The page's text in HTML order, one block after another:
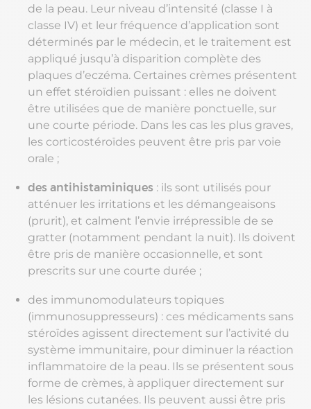
de la peau. Leur niveau d’intensité (classe I à
classe IV) et leur fréquence d’application sont
déterminés par le médecin, et le traitement est
appliqué jusqu’à disparition complète des
plaques d’eczéma. Certaines crèmes présentent
un effet stéroïdien puissant : elles ne doivent
être utilisées que de manière ponctuelle, sur
une courte période. Dans les cas les plus graves,
les corticostéroïdes peuvent être pris par voie
orale ;
des antihistaminiques : ils sont utilisés pour
atténuer les irritations et les démangeaisons
(prurit), et calment l’envie irrépressible de se
gratter (notamment pendant la nuit). Ils doivent
être pris de manière occasionnelle, et sont
prescrits sur une courte durée ;
des immunomodulateurs topiques
(immunosuppresseurs) : ces médicaments sans
stéroïdes agissent directement sur l’activité du
système immunitaire, pour diminuer la réaction
inflammatoire de la peau. Ils se présentent sous
forme de crèmes, à appliquer directement sur
les lésions cutanées. Ils peuvent aussi être pris